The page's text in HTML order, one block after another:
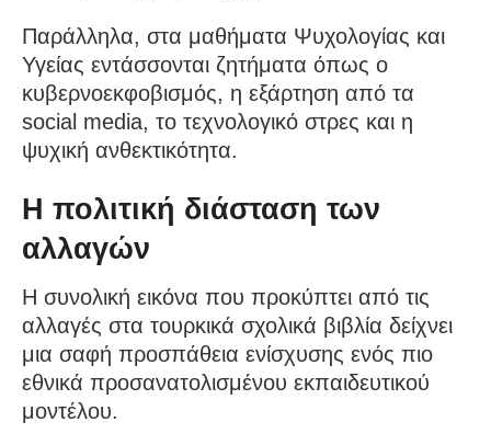
Παράλληλα, στα μαθήματα Ψυχολογίας και
Υγείας εντάσσονται ζητήματα όπως ο
κυβερνοεκφοβισμός, η εξάρτηση από τα
social media, το τεχνολογικό στρες και η
ψυχική ανθεκτικότητα.
Η πολιτική διάσταση των
αλλαγών
Η συνολική εικόνα που προκύπτει από τις
αλλαγές στα τουρκικά σχολικά βιβλία δείχνει
μια σαφή προσπάθεια ενίσχυσης ενός πιο
εθνικά προσανατολισμένου εκπαιδευτικού
μοντέλου.